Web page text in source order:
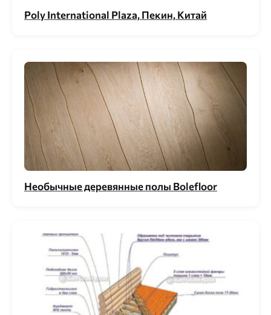
Poly International Plaza, Пекин, Китай
Необычные деревянные полы Bolefloor